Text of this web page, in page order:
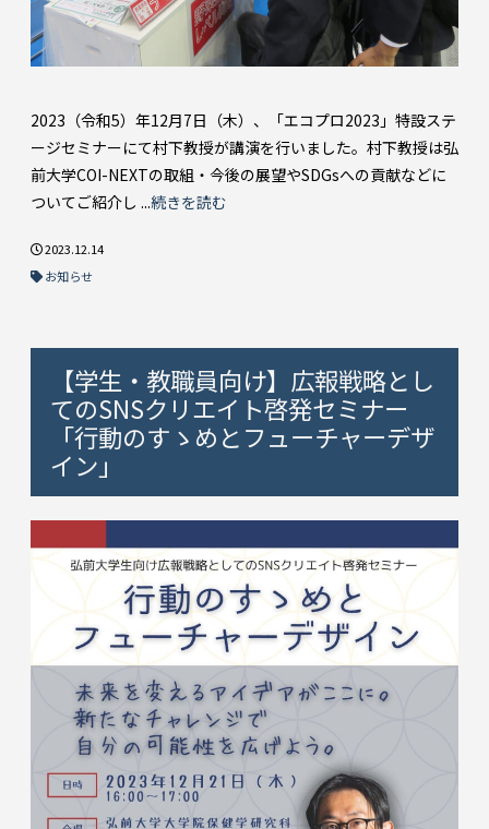
2023（令和5）年12月7日（木）、「エコプロ2023」特設ステ
ージセミナーにて村下教授が講演を行いました。村下教授は弘
前大学COI-NEXTの取組・今後の展望やSDGsへの貢献などに
ついてご紹介し ...続きを読む
2023.12.14
お知らせ
【学生・教職員向け】広報戦略とし
てのSNSクリエイト啓発セミナー
「行動のすゝめとフューチャーデザ
イン」